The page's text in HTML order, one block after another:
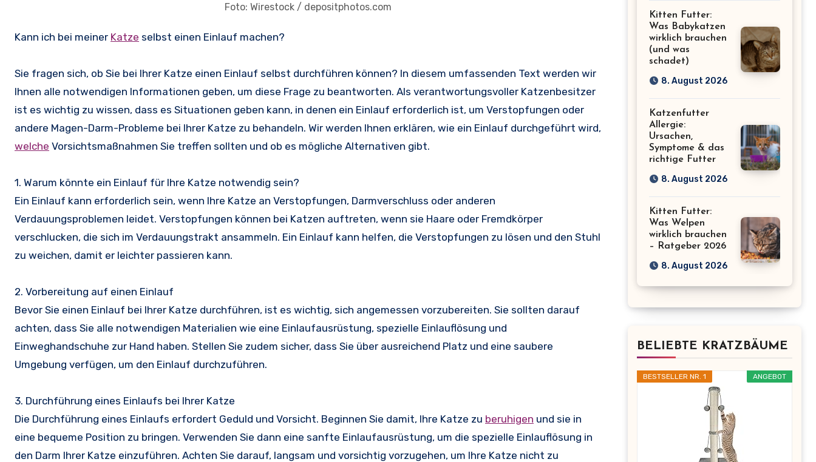
Foto: Wirestock / depositphotos.com
Kann ich bei meiner Katze selbst einen Einlauf machen?
Sie fragen sich, ob Sie bei Ihrer Katze einen Einlauf selbst durchführen können? In diesem umfassenden Text werden wir
Ihnen alle notwendigen Informationen geben, um diese Frage zu beantworten. Als verantwortungsvoller Katzenbesitzer
ist es wichtig zu wissen, dass es Situationen geben kann, in denen ein Einlauf erforderlich ist, um Verstopfungen oder
andere Magen-Darm-Probleme bei Ihrer Katze zu behandeln. Wir werden Ihnen erklären, wie ein Einlauf durchgeführt wird,
welche Vorsichtsmaßnahmen Sie treffen sollten und ob es mögliche Alternativen gibt.
1. Warum könnte ein Einlauf für Ihre Katze notwendig sein?
Ein Einlauf kann erforderlich sein, wenn Ihre Katze an Verstopfungen, Darmverschluss oder anderen
Verdauungsproblemen leidet. Verstopfungen können bei Katzen auftreten, wenn sie Haare oder Fremdkörper
verschlucken, die sich im Verdauungstrakt ansammeln. Ein Einlauf kann helfen, die Verstopfungen zu lösen und den Stuhl
zu weichen, damit er leichter passieren kann.
2. Vorbereitung auf einen Einlauf
Bevor Sie einen Einlauf bei Ihrer Katze durchführen, ist es wichtig, sich angemessen vorzubereiten. Sie sollten darauf
achten, dass Sie alle notwendigen Materialien wie eine Einlaufausrüstung, spezielle Einlauflösung und
Einweghandschuhe zur Hand haben. Stellen Sie zudem sicher, dass Sie über ausreichend Platz und eine saubere
Umgebung verfügen, um den Einlauf durchzuführen.
3. Durchführung eines Einlaufs bei Ihrer Katze
Die Durchführung eines Einlaufs erfordert Geduld und Vorsicht. Beginnen Sie damit, Ihre Katze zu beruhigen und sie in
eine bequeme Position zu bringen. Verwenden Sie dann eine sanfte Einlaufausrüstung, um die spezielle Einlauflösung in
den Darm Ihrer Katze einzuführen. Achten Sie darauf, langsam und vorsichtig vorzugehen, um Ihre Katze nicht zu
Kitten Futter:
Was Babykatzen
wirklich brauchen
(und was
schadet)
8. August 2026
Katzenfutter
Allergie:
Ursachen,
Symptome & das
richtige Futter
8. August 2026
Kitten Futter:
Was Welpen
wirklich brauchen
– Ratgeber 2026
8. August 2026
BELIEBTE KRATZBÄUME
ANGEBOT
BESTSELLER NR. 1